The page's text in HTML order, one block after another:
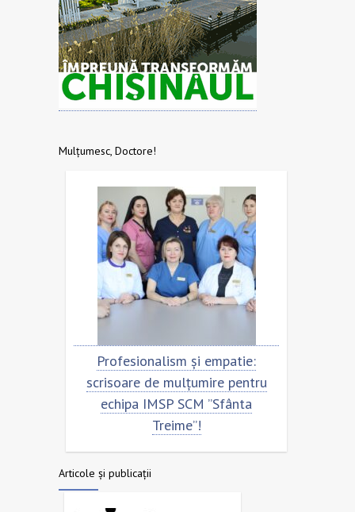
Mulțumesc, Doctore!
Profesionalism și empatie:
scrisoare de mulțumire pentru
echipa IMSP SCM ”Sfânta
Treime”!
Articole și publicații